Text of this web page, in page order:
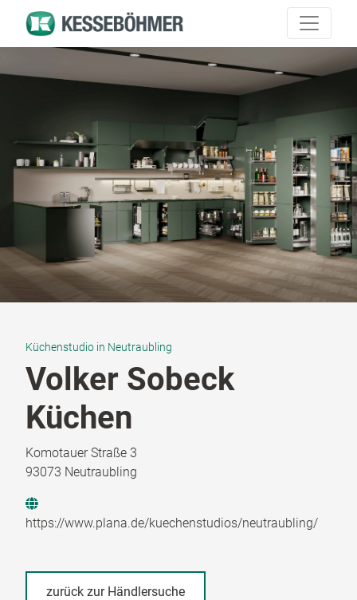
Küchenstudio in Neutraubling
Volker Sobeck
Küchen
Komotauer Straße 3
93073 Neutraubling
https://www.plana.de/kuechenstudios/neutraubling/
zurück zur Händlersuche